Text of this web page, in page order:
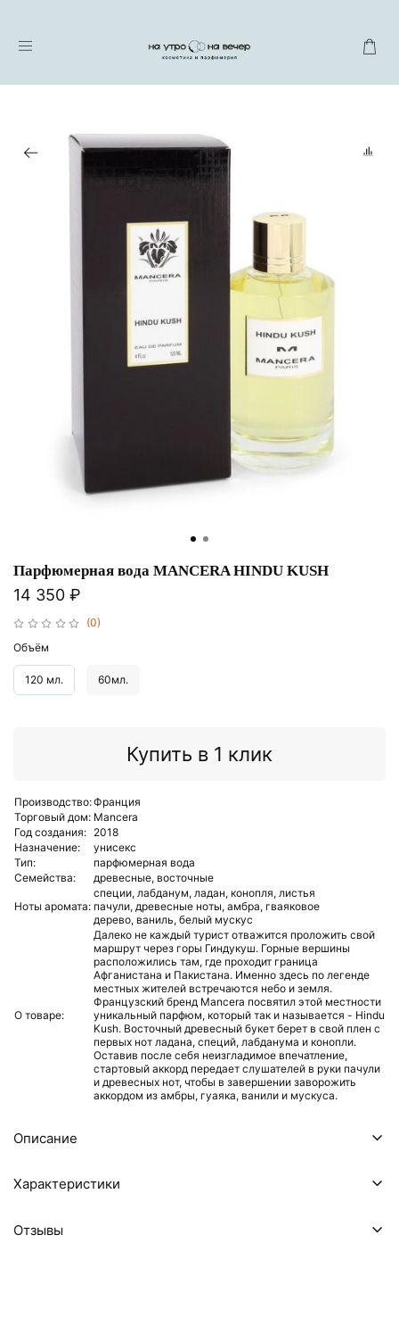
(0)
Парфюмерная вода MANCERA HINDU KUSH
14 350 ₽
Купить в 1 клик
Объём
120 мл. 60мл.
Производство:Франция
Торговый дом: Mancera
Год создания: 2018
Назначение:
унисекс
Тип:
парфюмерная вода
Семейства:
древесные, восточные
Ноты аромата:
специи, лабданум, ладан, конопля, листья
пачули, древесные ноты, амбра, гваяковое
дерево, ваниль, белый мускус
О товаре:
Далеко не каждый турист отважится проложить свой
маршрут через горы Гиндукуш. Горные вершины
расположились там, где проходит граница
Афганистана и Пакистана. Именно здесь по легенде
местных жителей встречаются небо и земля.
Французский бренд Mancera посвятил этой местности
уникальный парфюм, который так и называется - Hindu
Kush. Восточный древесный букет берет в свой плен с
первых нот ладана, специй, лабданума и конопли.
Оставив после себя неизгладимое впечатление,
стартовый аккорд передает слушателей в руки пачули
и древесных нот, чтобы в завершении заворожить
аккордом из амбры, гуаяка, ванили и мускуса.
Описание
Характеристики
Отзывы